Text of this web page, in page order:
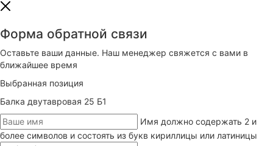
Форма обратной связи
Оставьте ваши данные. Наш менеджер свяжется с вами в
ближайшее время
Выбранная позиция
Балка двутавровая 25 Б1
Имя должно содержать 2 и
более символов и состоять из букв кириллицы или латиницы